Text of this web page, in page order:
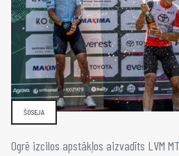
ŠOSEJA
Ogrē izcilos apstākļos aizvadīts LVM